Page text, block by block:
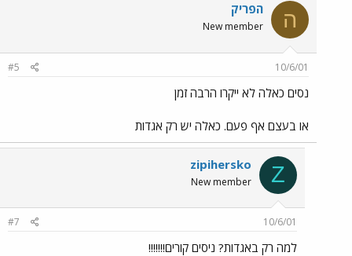
ה הפריק
New member
10/6/01
#5
נסים כאלה לא ייקרו הרבה זמן
או בעצם אף פעם. כאלה יש רק אגדות
Z
zipihersko
New member
10/6/01
#7
למה רק באגדות? ניסים קורים!!!!!!!